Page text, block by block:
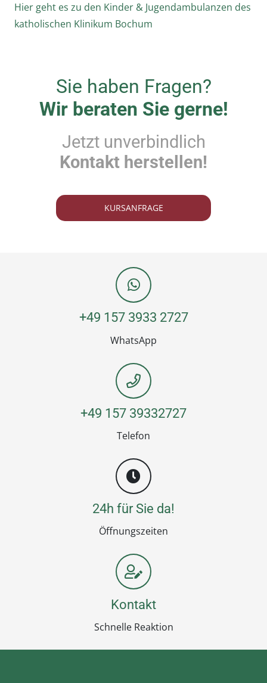
Hier geht es zu den Kinder & Jugendambulanzen des
katholischen Klinikum Bochum
Sie haben Fragen?
Wir beraten Sie gerne!
Jetzt unverbindlich
Kontakt herstellen!
KURSANFRAGE
+49 157 3933 2727
WhatsApp
+49 157 39332727
Telefon
24h für Sie da!
Öffnungszeiten
Kontakt
Schnelle Reaktion